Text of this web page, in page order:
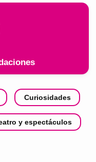
Curiosidades
y espectáculos